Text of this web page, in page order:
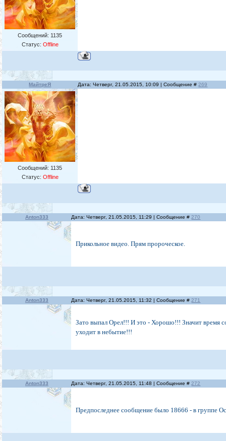
Сообщений: 1135
Статус: Offline
МайтреЯ Дата: Четверг, 21.05.2015, 10:09 | Сообщение #269
Сообщений: 1135
Статус: Offline
Anton333 Дата: Четверг, 21.05.2015, 11:29 | Сообщение #270
Прикольное видео. Прям пророческое.
Anton333 Дата: Четверг, 21.05.2015, 11:32 | Сообщение #271
Зато выпал Орел!!! И это - Хорошо!!! Значит время
уходит в небытие!!!
Anton333 Дата: Четверг, 21.05.2015, 11:48 | Сообщение #272
Предпоследнее сообщение было 18666 - в группе